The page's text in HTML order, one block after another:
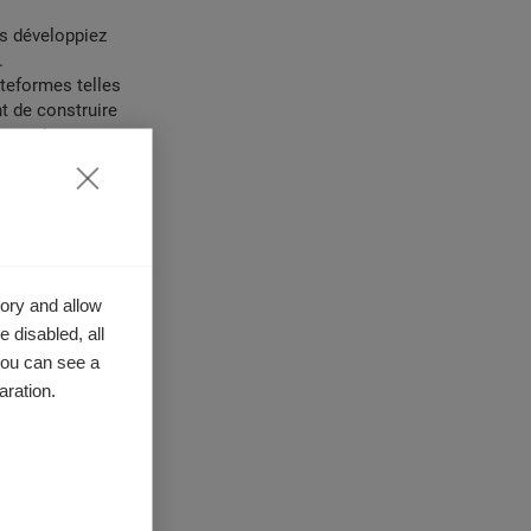
développiez
telles
de construire
de
n’est
ses clients
and allow
disabled, all
can see a